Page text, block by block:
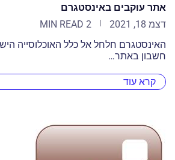
אתר עוקבים באינסטגרם
דצמ 18, 2021
2 MIN READ
האינסטגרם חלחל אל כלל האוכלוסייה
חשבון באתר…
קרא עוד